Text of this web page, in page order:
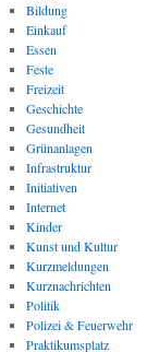
Bildung
Einkauf
Essen
Feste
Freizeit
Geschichte
Gesundheit
Grünanlagen
Infrastruktur
Initiativen
Internet
Kinder
Kunst und Kultur
Kurzmeldungen
Kurznachrichten
Politik
Polizei & Feuerwehr
Praktikumsplatz